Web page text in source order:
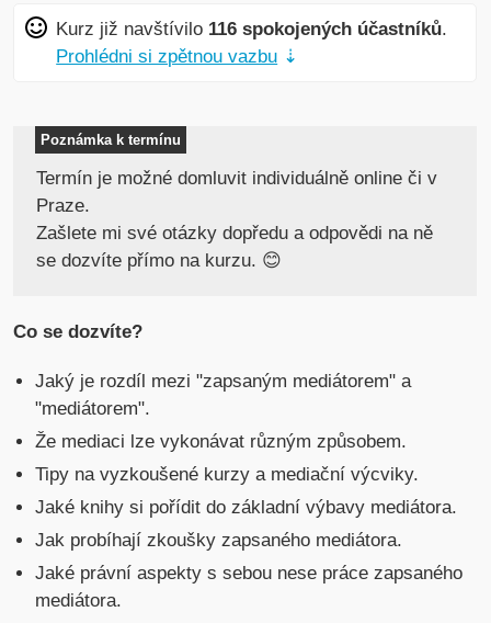
Kurz již navštívilo 116 spokojených účastníků.
Prohlédni si zpětnou vazbu ⇣
Poznámka k termínu
Termín je možné domluvit individuálně online či v
Praze.
Zašlete mi své otázky dopředu a odpovědi na ně
se dozvíte přímo na kurzu. 😊
Co se dozvíte?
Jaký je rozdíl mezi "zapsaným mediátorem" a
"mediátorem".
Že mediaci lze vykonávat různým způsobem.
Tipy na vyzkoušené kurzy a mediační výcviky.
Jaké knihy si pořídit do základní výbavy mediátora.
Jak probíhají zkoušky zapsaného mediátora.
Jaké právní aspekty s sebou nese práce zapsaného
mediátora.